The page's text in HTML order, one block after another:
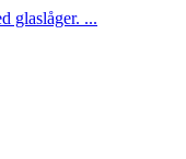
glaslåger. ...